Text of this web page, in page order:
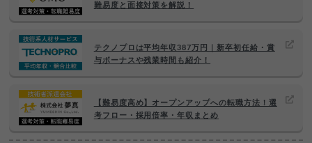
難易度と面接対策を解説！
テクノプロは平均年収387万円｜新卒初任給・賞
与ボーナスや残業時間も紹介！
【難易度高め】オープンアップへの転職方法！選
考フロー・採用倍率・年収まとめ